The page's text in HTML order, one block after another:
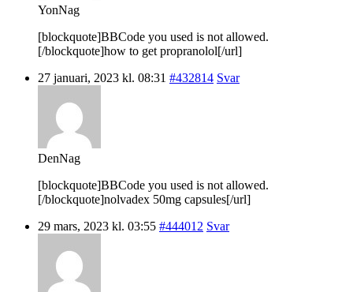
YonNag
[blockquote]BBCode you used is not allowed.
[/blockquote]how to get propranolol[/url]
27 januari, 2023 kl. 08:31 #432814 Svar
DenNag
[blockquote]BBCode you used is not allowed.
[/blockquote]nolvadex 50mg capsules[/url]
29 mars, 2023 kl. 03:55 #444012 Svar